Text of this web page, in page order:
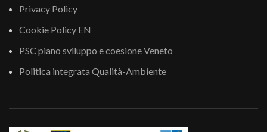
Privacy Policy
Cookie Policy EN
PSC piano sviluppo e coesione Veneto
Politica integrata Qualità-Ambiente